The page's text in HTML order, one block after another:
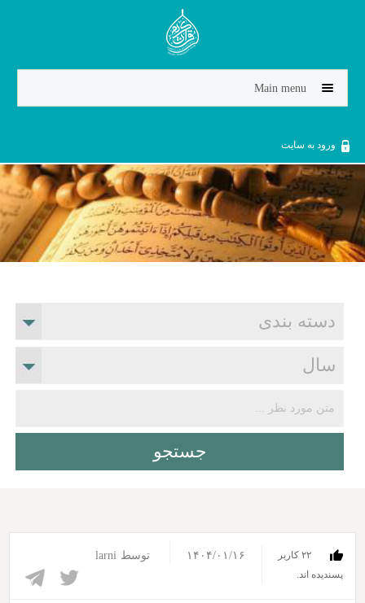
Jump to navigation
Main menu
ورود به سایت
۲۲ کاربر
پسندیده اند.‎
۱۴۰۴/۰۱/۱۶ توسط larni